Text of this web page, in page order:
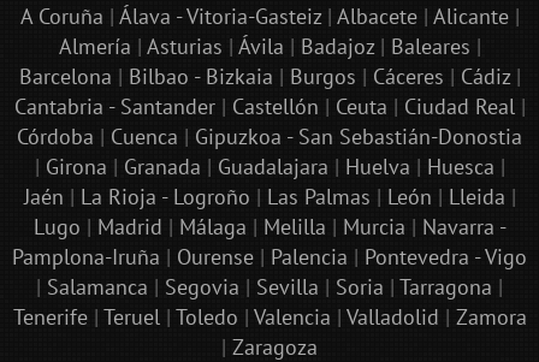
A Coruña | Álava - Vitoria-Gasteiz| Albacete| Alicante|
Almería | Asturias | Ávila | Badajoz| Baleares |
Barcelona | Bilbao - Bizkaia | Burgos | Cáceres | Cádiz|
Cantabria - Santander| Castellón | Ceuta | Ciudad Real |
Córdoba | Cuenca | Gipuzkoa - San Sebastián-Donostia
| Girona | Granada | Guadalajara | Huelva | Huesca |
Jaén | La Rioja - Logroño | Las Palmas | León | Lleida |
Lugo | Madrid | Málaga | Melilla | Murcia | Navarra -
Pamplona-Iruña | Ourense | Palencia | Pontevedra - Vigo
| Salamanca | Segovia | Sevilla | Soria | Tarragona |
Tenerife| Teruel | Toledo | Valencia | Valladolid | Zamora
| Zaragoza